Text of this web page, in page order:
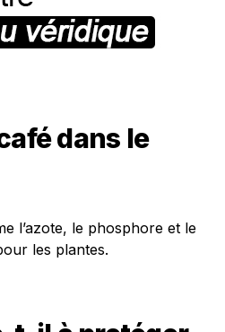
dans le
l’azote, le phosphore et le
les plantes.